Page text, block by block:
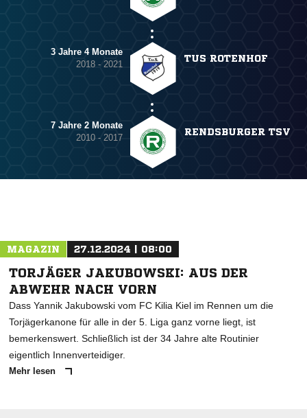
3 Jahre 4 Monate
2018 - 2021
TUS ROTENHOF
7 Jahre 2 Monate
2010 - 2017
RENDSBURGER TSV
MAGAZIN 27.12.2024 | 08:00
TORJÄGER JAKUBOWSKI: AUS DER
ABWEHR NACH VORN
Dass Yannik Jakubowski vom FC Kilia Kiel im Rennen um die
Torjägerkanone für alle in der 5. Liga ganz vorne liegt, ist
bemerkenswert. Schließlich ist der 34 Jahre alte Routinier
eigentlich Innenverteidiger.
Mehr lesen